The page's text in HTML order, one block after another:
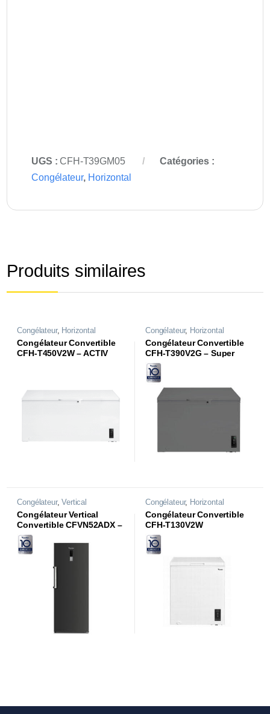
UGS :CFH-T39GM05
Catégories :
Congélateur, Horizontal
Produits similaires
Congélateur, Horizontal
Congélateur Convertible
CFH-T450V2W – ACTIV
Congélateur, Horizontal
Congélateur Convertible
CFH-T390V2G – Super
Congélation
Congélateur,Vertical
Congélateur Vertical
Convertible CFVN52ADX –
No Frost Inverter
Congélateur, Horizontal
Congélateur Convertible
CFH-T130V2W